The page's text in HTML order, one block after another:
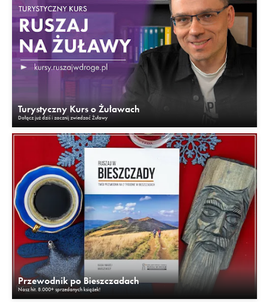
Turystyczny Kurs o Żuławach
Dołącz już dziś i zacznij zwiedzać Żuławy
Przewodnik po Bieszczadach
Nasz hit. 8.000+ sprzedanych książek!